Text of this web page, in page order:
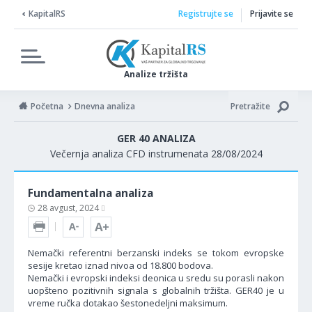
KapitalRS
Analize tržišta
Registrujte se Prijavite se
Početna Dnevna analiza Pretražite
GER 40 ANALIZA
Večernja analiza CFD instrumenata 28/08/2024
Fundamentalna analiza
28 avgust, 2024
Nemački referentni berzanski indeks se tokom evropske
sesije kretao iznad nivoa od 18.800 bodova.
Nemački i evropski indeksi deonica u sredu su porasli nakon
uopšteno pozitivnih signala s globalnih tržišta. GER40 je u
vreme ručka dotakao šestonedeljni maksimum.